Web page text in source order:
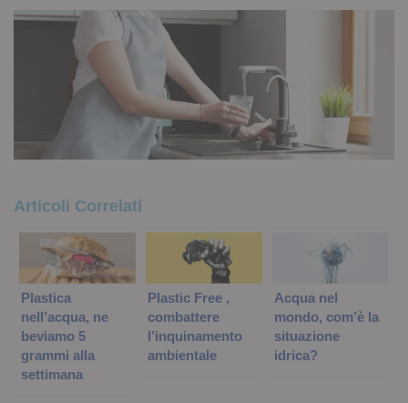
Articoli Correlati
Plastica
nell’acqua, ne
beviamo 5
grammi alla
settimana
Plastic Free ,
combattere
l’inquinamento
ambientale
Acqua nel
mondo, com’è la
situazione
idrica?